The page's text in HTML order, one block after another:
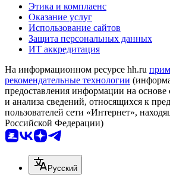
Этика и комплаенс
Оказание услуг
Использование сайтов
Защита персональных данных
ИТ аккредитация
На информационном ресурсе hh.ru
рекомендательные технологии
предоставления информации на основе
и анализа сведений, относящихся к
пользователей сети «Интернет»,
Российской Федерации)
Русский